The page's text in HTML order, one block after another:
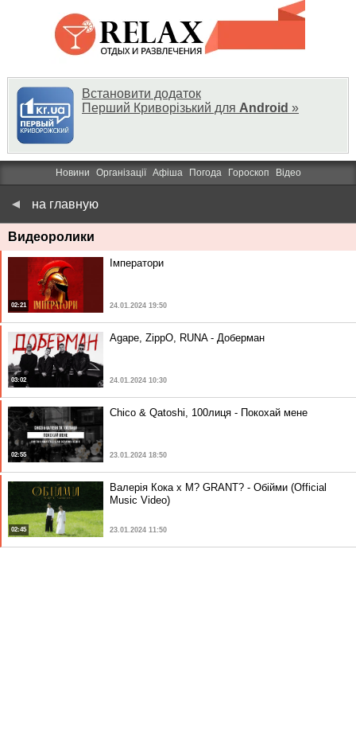
Встановити додаток
Перший Криворізький для Android »
Новини Організації Афіша Погода Гороскоп Відео
на главную
Видеоролики
02:21
Імператори
24.01.2024 19:50
03:02
Agape, ZippO, RUNA - Доберман
24.01.2024 10:30
02:55
Chico & Qatoshi, 100лиця - Покохай мене
23.01.2024 18:50
02:45
Валерія Кока x M? GRANT? - Обійми (Official
Music Video)
23.01.2024 11:50